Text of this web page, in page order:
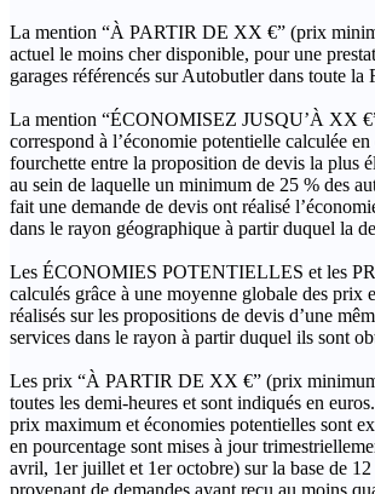
La mention “À PARTIR DE XX €” (prix
actuel le moins cher disponible, pour une
garages référencés sur Autobutler dans toute la
La mention “ÉCONOMISEZ JUSQU’À XX
correspond à l’économie potentielle calculée en
fourchette entre la proposition de devis la plus
au sein de laquelle un minimum de 25 % des
fait une demande de devis ont réalisé
dans le rayon géographique à partir duquel la
Les ÉCONOMIES POTENTIELLES et les
calculés grâce à une moyenne globale des prix
réalisés sur les propositions de devis d’une
services dans le rayon à partir duquel ils sont
Les prix “À PARTIR DE XX €” (prix
toutes les demi-heures et sont indiqués en
prix maximum et économies potentielles sont
en pourcentage sont mises à jour
avril, 1er juillet et 1er octobre) sur la base de
provenant de demandes ayant reçu au moins